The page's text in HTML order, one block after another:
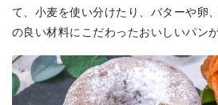
て、小麦を使い分けたり、バターや卵
の良い材料にこだわったおいしいパン